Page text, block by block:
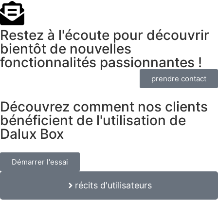
Restez à l'écoute pour découvrir
bientôt de nouvelles
fonctionnalités passionnantes !
prendre contact
Découvrez comment nos clients
bénéficient de l'utilisation de
Dalux Box
Démarrer l'essai
récits d'utilisateurs